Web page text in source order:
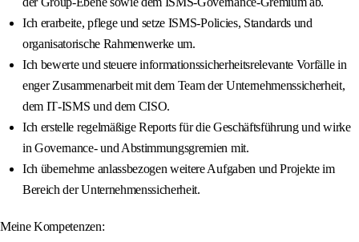
Ich erarbeite, pflege und setze ISMS‑Policies, Standards und
organisatorische Rahmenwerke um.
Ich bewerte und steuere informationssicherheitsrelevante Vorfälle in
enger Zusammenarbeit mit dem Team der Unternehmenssicherheit,
dem IT‑ISMS und dem CISO.
Ich erstelle regelmäßige Reports für die Geschäftsführung und wirke
in Governance‑ und Abstimmungsgremien mit.
Ich übernehme anlassbezogen weitere Aufgaben und Projekte im
Bereich der Unternehmenssicherheit.
Meine Kompetenzen: